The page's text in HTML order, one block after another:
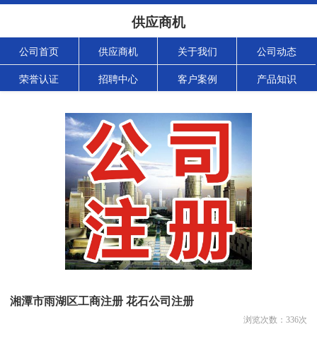
供应商机
公司首页 供应商机 关于我们 公司动态
荣誉认证 招聘中心 客户案例 产品知识
湘潭市雨湖区工商注册 花石公司注册
浏览次数： 336次